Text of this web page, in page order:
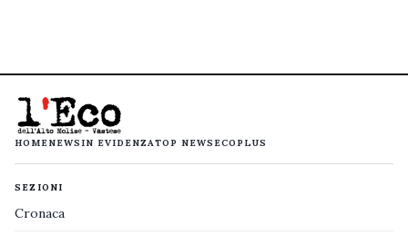
HOMENEWS IN EVIDENZATOP NEWS ECOPLUS
SEZIONI
Cronaca